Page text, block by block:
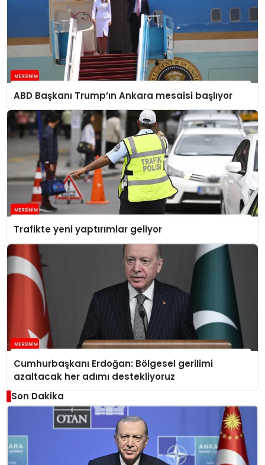
ABD Başkanı Trump’ın Ankara mesaisi başlıyor
Trafikte yeni yaptırımlar geliyor
Cumhurbaşkanı Erdoğan: Bölgesel gerilimi
azaltacak her adımı destekliyoruz
Son Dakika